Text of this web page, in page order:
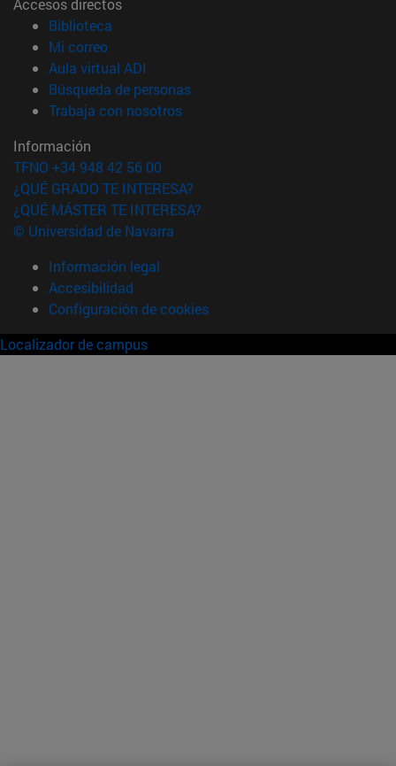
Biblioteca
Mi correo(abre en nueva ventana)
Aula virtual ADI
Búsqueda de personas(abre en nueva ventana)
Trabaja con nosotros(abre en nueva ventana)
Información
TFNO +34 948 42 56 00
¿QUÉ GRADO TE INTERESA?
¿QUÉ MÁSTER TE INTERESA?
© Universidad de Navarra
Información legal
Accesibilidad
Configuración de cookies
Localizador de campus